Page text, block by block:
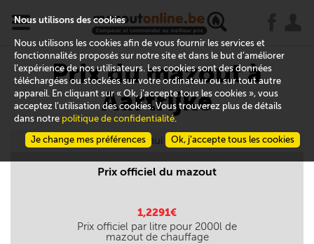
x
Prix du mazout à
Aartrijke
Aujourd'hui le 08/08
Prix officiel du mazout
1,2291€
Prix officiel par litre pour 2000l de
mazout de chauffage
Nous utilisons des cookies
Nous utilisons les cookies afin de vous fournir les services et
fonctionnalités proposés sur notre site et dans le but d’améliorer
l’expérience de nos utilisateurs. Les cookies sont des données
téléchargées ou stockées sur votre ordinateur ou sur tout autre
appareil. En cliquant sur « Ok, j’accepte tous les cookies », vous
acceptez l’utilisation des cookies. Vous trouverez plus de détails
dans notre politique de confidentialité.
Ok, j’accepte tous les cookies
Je change mes préférences